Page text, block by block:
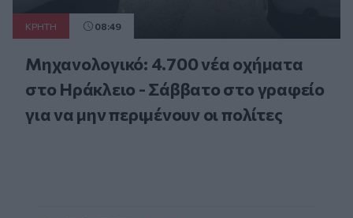
ΚΡΗΤΗ 08:49
Μηχανολογικό: 4.700 νέα οχήματα
στο Ηράκλειο - Σάββατο στο γραφείο
για να μην περιμένουν οι πολίτες